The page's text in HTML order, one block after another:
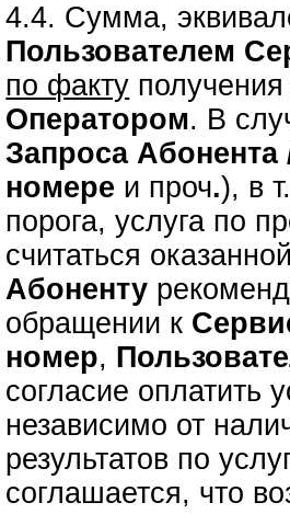
4.4. Сумма,
Пользователем
по факту
Оператором. В
Запроса Абонента
номере и проч.), в
порога, услуга по
считаться
Абоненту
обращении к
номер,
согласие оплатить
независимо от
результатов по
соглашается, что